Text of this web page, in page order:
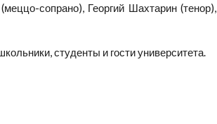
сопрано), Георгий Шахтарин (тенор),
студенты и гости университета.